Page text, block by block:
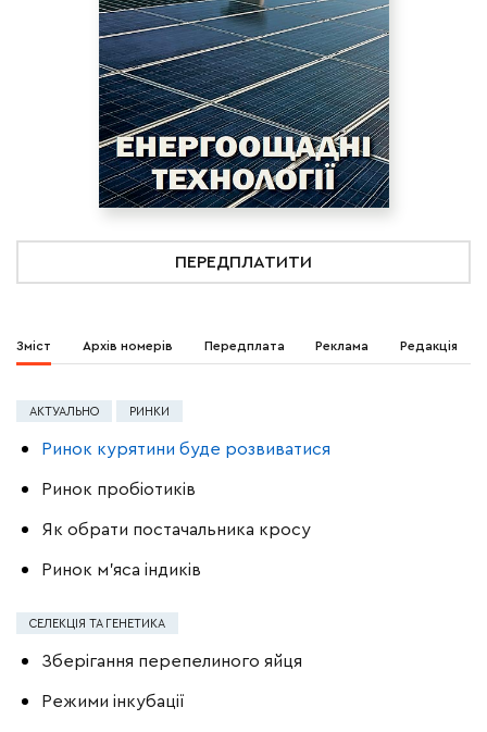
ПЕРЕДПЛАТИТИ
Зміст Архів номерів Передплата Реклама Редакція
АКТУАЛЬНО РИНКИ
Ринок курятини буде розвиватися
Ринок пробіотиків
Як обрати постачальника кросу
Ринок м’яса індиків
СЕЛЕКЦІЯ ТА ГЕНЕТИКА
Зберігання перепелиного яйця
Режими інкубації